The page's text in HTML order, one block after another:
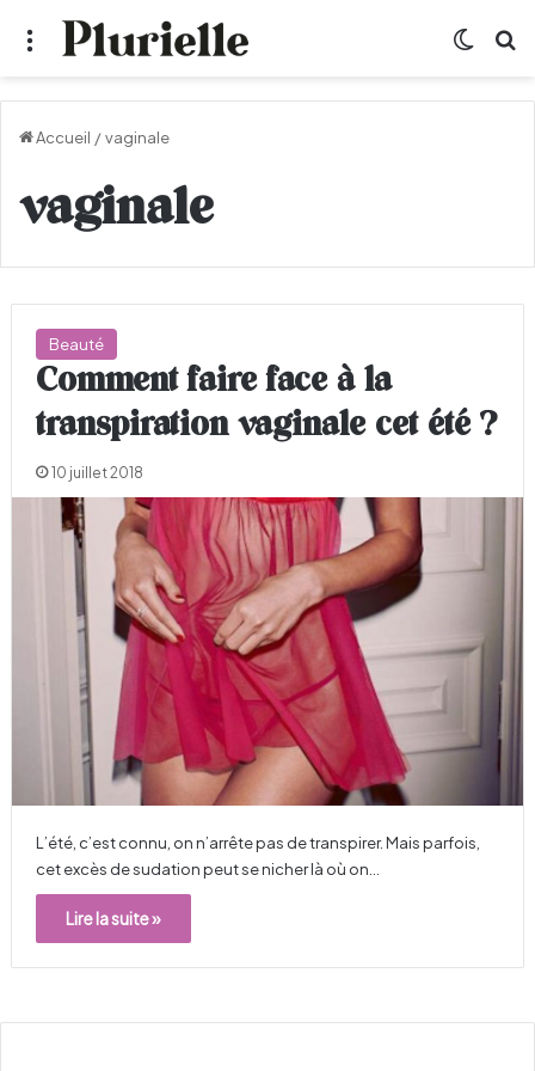
Menu
Accueil /vaginale
vaginale
Beauté
Comment faire face à la
transpiration vaginale cet été ?
10 juillet 2018
L’été, c’est connu, on n’arrête pas de transpirer. Mais parfois,
cet excès de sudation peut se nicher là où on…
Lire la suite »